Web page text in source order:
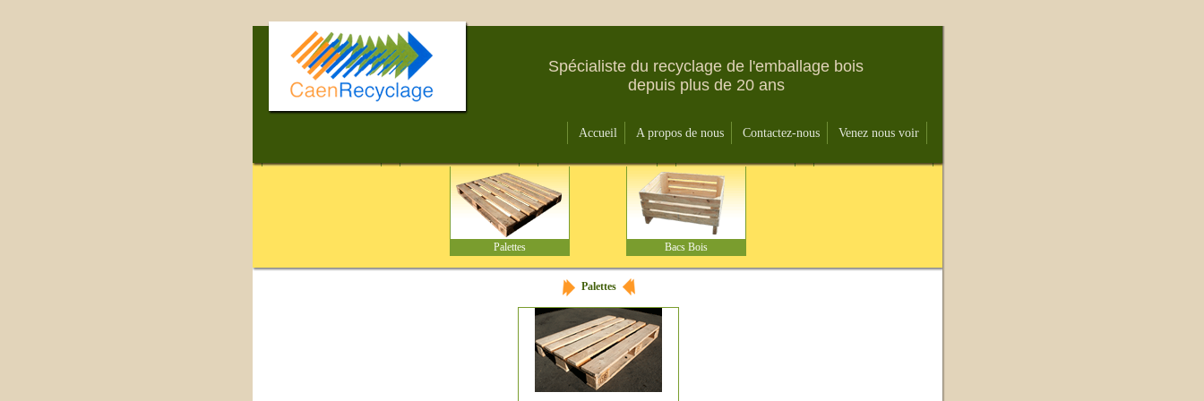
Spécialiste du recyclage de l'emballage bois
depuis plus de 20 ans
Accueil A propos de nous Contactez-nous Venez nous voir
Palettes Bacs Bois
Palettes